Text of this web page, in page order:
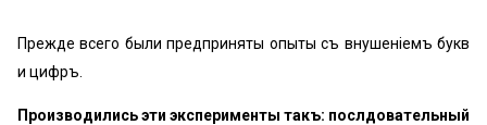
Прежде всего были предприняты опыты съ внушеніемъ букв
и цифръ.
Производились эти эксперименты такъ: послѣдовательный